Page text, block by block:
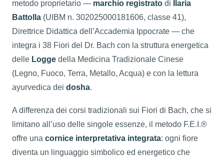
metodo proprietario — marchio registrato di
Ilaria
Battolla (UIBM n. 302025000181606, classe 41),
Direttrice Didattica dell’Accademia Ippocrate — che
integra i 38 Fiori del Dr. Bach con la struttura energetica
delle Logge della Medicina Tradizionale Cinese
(Legno, Fuoco, Terra, Metallo, Acqua) e con la lettura
ayurvedica dei dosha.
A differenza dei corsi tradizionali sui Fiori di Bach, che si
limitano all’uso delle singole essenze, il metodo F.E.I.®
offre una cornice interpretativa integrata: ogni fiore
diventa un linguaggio simbolico ed energetico che